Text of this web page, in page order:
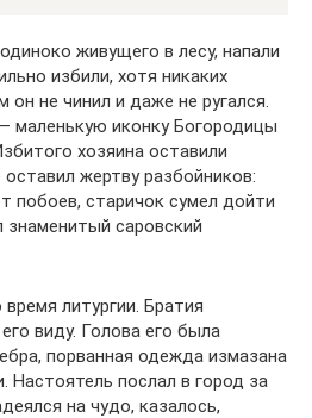
живущего в лесу, напали
избили, хотя никаких
он не чинил и даже не ругался.
маленькую иконку Богородицы
хозяина оставили
жертву разбойников:
побоев, старичок сумел дойти
саровский
литургии. Братия
виду. Голова его была
порванная одежда измазана
Настоятель послал в город за
на чудо, казалось,